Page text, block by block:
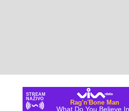
STREAM
NAŽIVO
Rag'n'Bone Man
What Do You Believe